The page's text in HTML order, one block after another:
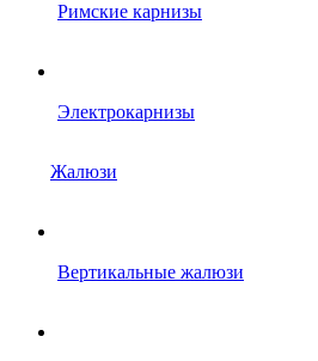
Римские карнизы
Электрокарнизы
Жалюзи
Вертикальные жалюзи